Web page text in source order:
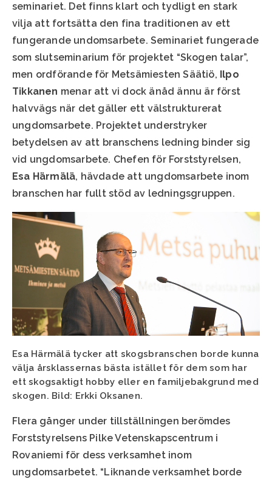
seminariet. Det finns klart och tydligt en stark
vilja att fortsätta den fina traditionen av ett
fungerande undomsarbete. Seminariet fungerade
som slutseminarium för projektet “Skogen talar”,
men ordförande för Metsämiesten Säätiö, Ilpo
Tikkanen menar att vi dock änåd ännu är först
halvvägs när det gäller ett välstrukturerat
ungdomsarbete. Projektet understryker
betydelsen av att branschens ledning binder sig
vid ungdomsarbete. Chefen för Forststyrelsen,
Esa Härmälä, hävdade att ungdomsarbete inom
branschen har fullt stöd av ledningsgruppen.
Esa Härmälä tycker att skogsbranschen borde kunna
välja årsklassernas bästa istället för dem som har
ett skogsaktigt hobby eller en familjebakgrund med
skogen. Bild: Erkki Oksanen.
Flera gånger under tillställningen berömdes
Forststyrelsens Pilke Vetenskapscentrum i
Rovaniemi för dess verksamhet inom
ungdomsarbetet. “Liknande verksamhet borde